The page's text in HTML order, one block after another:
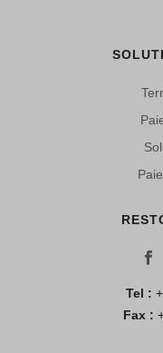
Tel :
Fax :